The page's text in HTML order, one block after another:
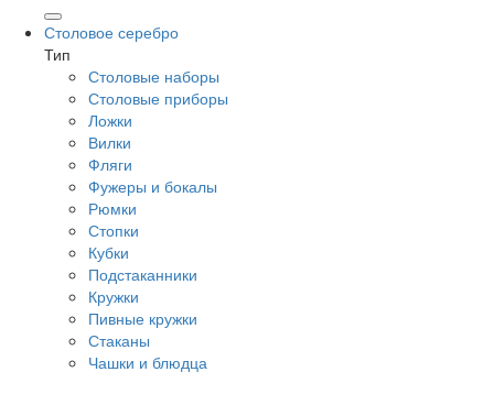
Столовое серебро
Тип
Столовые наборы
Столовые приборы
Ложки
Вилки
Фляги
Фужеры и бокалы
Рюмки
Стопки
Кубки
Подстаканники
Кружки
Пивные кружки
Стаканы
Чашки и блюдца